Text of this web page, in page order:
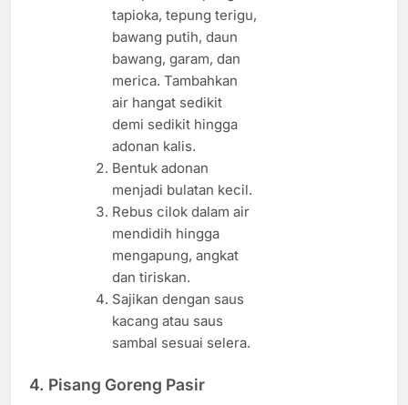
tapioka, tepung terigu,
bawang putih, daun
bawang, garam, dan
merica. Tambahkan
air hangat sedikit
demi sedikit hingga
adonan kalis.
Bentuk adonan
menjadi bulatan kecil.
Rebus cilok dalam air
mendidih hingga
mengapung, angkat
dan tiriskan.
Sajikan dengan saus
kacang atau saus
sambal sesuai selera.
4. Pisang Goreng Pasir